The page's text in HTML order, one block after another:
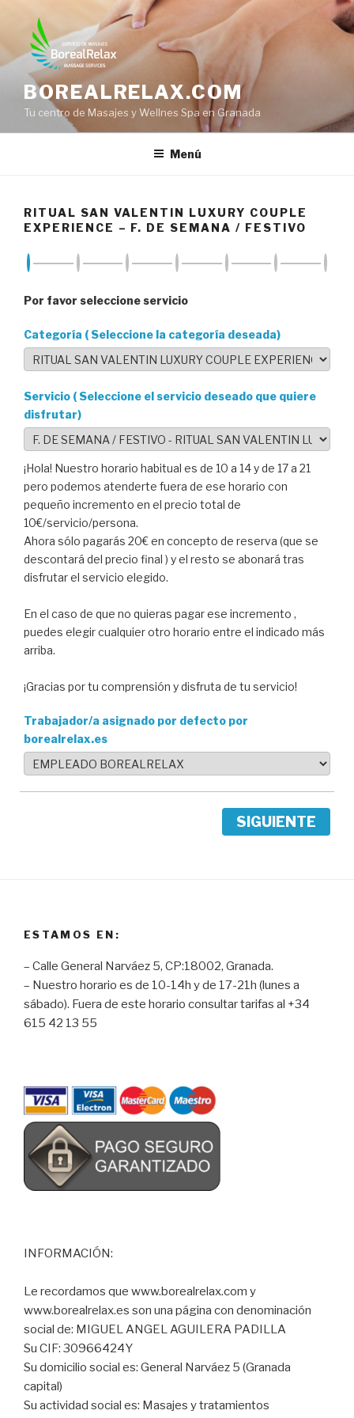
contenido
BOREALRELAX.COM
Tu centro de Masajes y Wellnes Spa en Granada
Menú
RITUAL SAN VALENTIN LUXURY COUPLE
EXPERIENCE – F. DE SEMANA / FESTIVO
Por favor seleccione servicio
Categoría ( Seleccione la categoría deseada)
Servicio ( Seleccione el servicio deseado que quiere
disfrutar)
¡Hola! Nuestro horario habitual es de 10 a 14 y de 17 a 21
pero podemos atenderte fuera de ese horario con
pequeño incremento en el precio total de
10€/servicio/persona.
Ahora sólo pagarás 20€ en concepto de reserva (que se
descontará del precio final ) y el resto se abonará tras
disfrutar el servicio elegido.
En el caso de que no quieras pagar ese incremento ,
puedes elegir cualquier otro horario entre el indicado más
arriba.
¡Gracias por tu comprensión y disfruta de tu servicio!
Trabajador/a asignado por defecto por
borealrelax.es
SIGUIENTE
ESTAMOS EN:
– Calle General Narváez 5, CP:18002, Granada.
– Nuestro horario es de 10-14h y de 17-21h (lunes a
sábado). Fuera de este horario consultar tarifas al +34
615 42 13 55
INFORMACIÓN:
Le recordamos que www.borealrelax.com y
www.borealrelax.es son una página con denominación
social de: MIGUEL ANGEL AGUILERA PADILLA
Su CIF: 30966424Y
Su domicilio social es: General Narváez 5 (Granada
capital)
Su actividad social es: Masajes y tratamientos